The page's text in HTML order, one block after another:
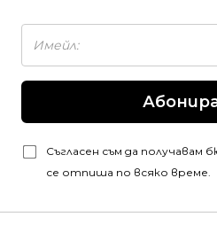
Съгласен съм да получавам
се отпиша по всяко време.